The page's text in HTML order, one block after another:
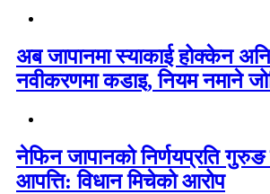
अब जापानमा स्याकाई होक्केन
नवीकरणमा कडाइ, नियम नमाने
नेफिन जापानको निर्णयप्रति
आपत्ति: विधान मिचेको आरोप